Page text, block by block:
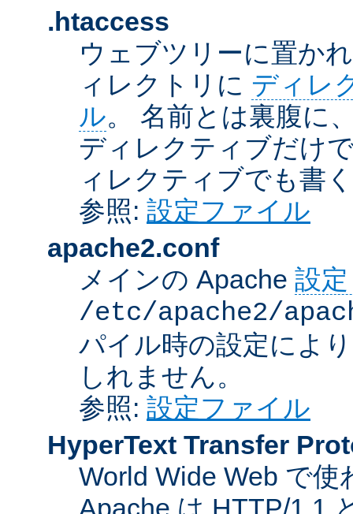
.htaccess
ウェブツリーに置か
ィレクトリに ディレ
ル。 名前とは裏腹に
ディレクティブだけ
ィレクティブでも書
参照: 設定ファイル
apache2.conf
メインの Apache 設
/etc/apache2/
パイル時の設定によ
しれません。
参照: 設定ファイル
HyperText Transfer
World Wide Web で
Apache は HTTP/1.1